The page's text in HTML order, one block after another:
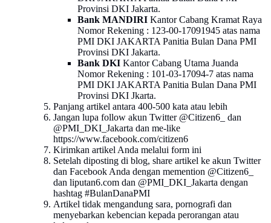
Provinsi DKI Jakarta.
Bank MANDIRI Kantor Cabang Kramat Raya
Nomor Rekening : 123-00-17091945 atas nama
PMI DKI JAKARTA Panitia Bulan Dana PMI
Provinsi DKI Jakarta.
Bank DKI Kantor Cabang Utama Juanda
Nomor Rekening : 101-03-17094-7 atas nama
PMI DKI JAKARTA Panitia Bulan Dana PMI
Provinsi DKI Jkarta.
Panjang artikel antara 400-500 kata atau lebih
Jangan lupa follow akun Twitter @Citizen6_ dan
@PMI_DKI_Jakarta dan me-like
https://www.facebook.com/citizen6
Kirimkan artikel Anda melalui form ini
Setelah diposting di blog, share artikel ke akun Twitter
dan Facebook Anda dengan memention @Citizen6_
dan liputan6.com dan @PMI_DKI_Jakarta dengan
hashtag #BulanDanaPMI
Artikel tidak mengandung sara, pornografi dan
menyebarkan kebencian kepada perorangan atau